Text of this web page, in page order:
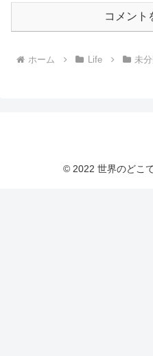
コメント
ホーム Life 未
© 2022 世界のどこ